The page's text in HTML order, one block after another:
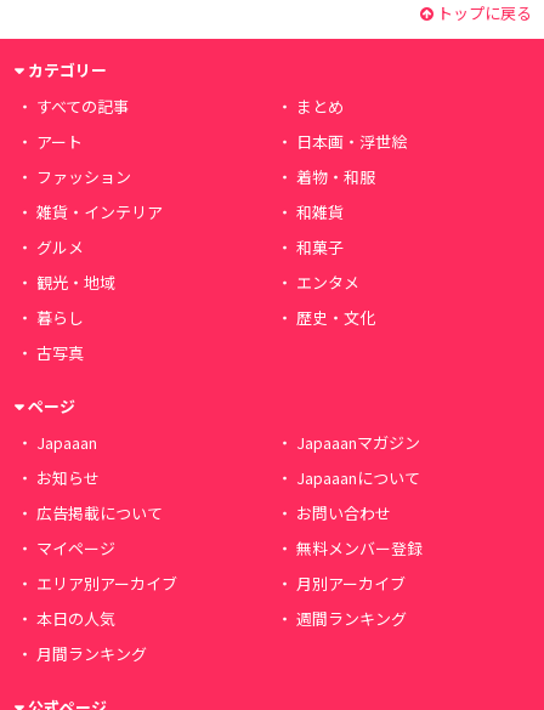
トップに戻る
カテゴリー
すべての記事
まとめ
アート
日本画・浮世絵
ファッション
着物・和服
雑貨・インテリア
和雑貨
グルメ
和菓子
観光・地域
エンタメ
暮らし
歴史・文化
古写真
ページ
Japaaan
Japaaanマガジン
お知らせ
Japaaanについて
広告掲載について
お問い合わせ
マイページ
無料メンバー登録
エリア別アーカイブ
月別アーカイブ
本日の人気
週間ランキング
月間ランキング